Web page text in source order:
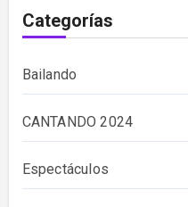
Categorías
Bailando
CANTANDO 2024
Espectáculos